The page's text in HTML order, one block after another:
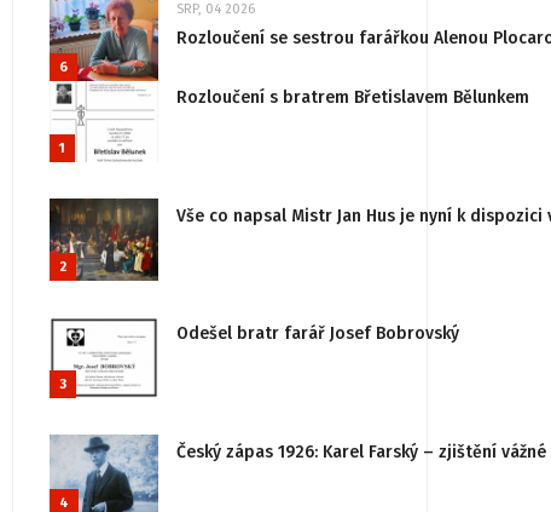
6
SRP, 04 2026
Rozloučení se sestrou farářkou Alenou
1
Rozloučení s bratrem Břetislavem Bělunkem
2
Vše co napsal Mistr Jan Hus je nyní k
3
Odešel bratr farář Josef Bobrovský
4
Český zápas 1926: Karel Farský – zjištění